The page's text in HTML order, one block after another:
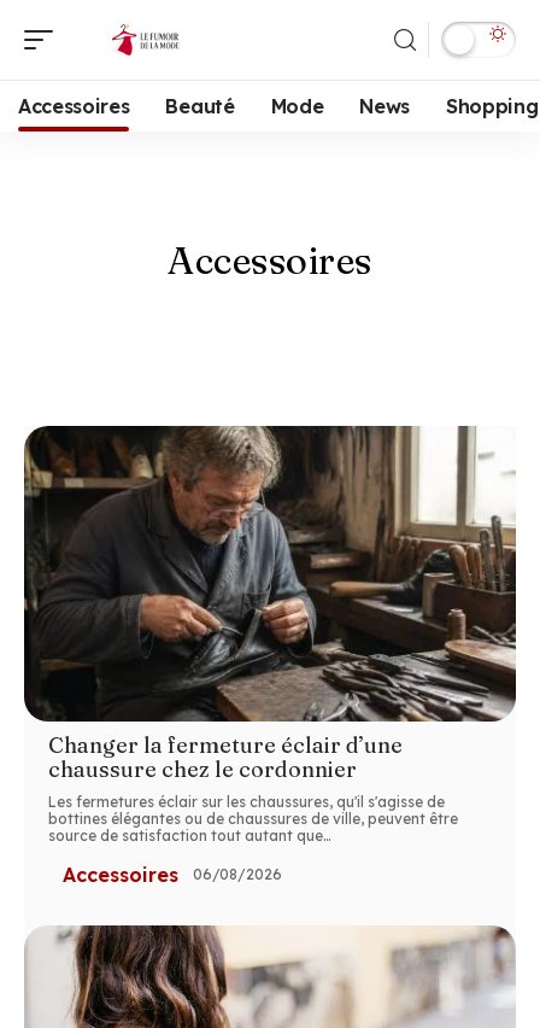
Accessoires Beauté Mode News Shopping
Accessoires
Changer la fermeture éclair d’une
chaussure chez le cordonnier
Les fermetures éclair sur les chaussures, qu'il s'agisse de
bottines élégantes ou de chaussures de ville, peuvent être
source de satisfaction tout autant que…
Accessoires 06/08/2026